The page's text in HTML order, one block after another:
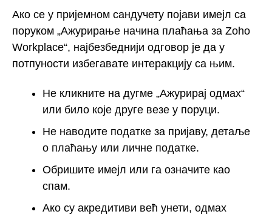
Ако се у пријемном сандучету појави имејл са
поруком „Ажурирање начина плаћања за Zoho
Workplace“, најбезбеднији одговор је да у
потпуности избегавате интеракцију са њим.
Не кликните на дугме „Ажурирај одмах“
или било које друге везе у поруци.
Не наводите податке за пријаву, детаље
о плаћању или личне податке.
Обришите имејл или га означите као
спам.
Ако су акредитиви већ унети, одмах